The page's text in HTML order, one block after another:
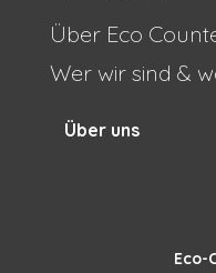
Über Eco
Wer wir sind &
Über uns
Eco-